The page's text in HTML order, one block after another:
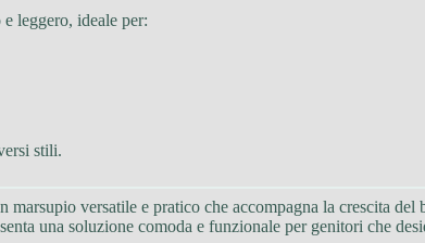
leggero, ideale per:
stili.
marsupio versatile e pratico che accompagna la crescita
una soluzione comoda e funzionale per genitori che